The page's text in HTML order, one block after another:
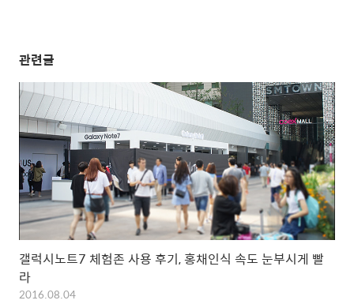
관련글
갤럭시노트7 체험존 사용 후기, 홍채인식 속도 눈부시게 빨
라
2016.08.04